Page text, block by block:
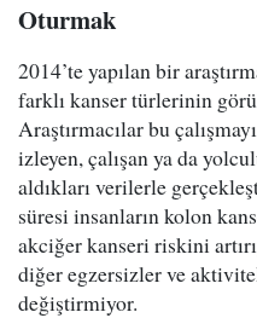
Oturmak
2014’te yapılan bir
farklı kanser türlerinin
Araştırmacılar bu
izleyen, çalışan ya da
aldıkları verilerle
süresi insanların kolon
akciğer kanseri riskini
diğer egzersizler ve
değiştirmiyor.